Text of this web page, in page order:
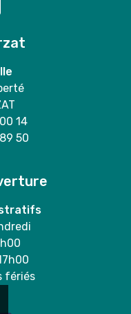
14
50
fériés